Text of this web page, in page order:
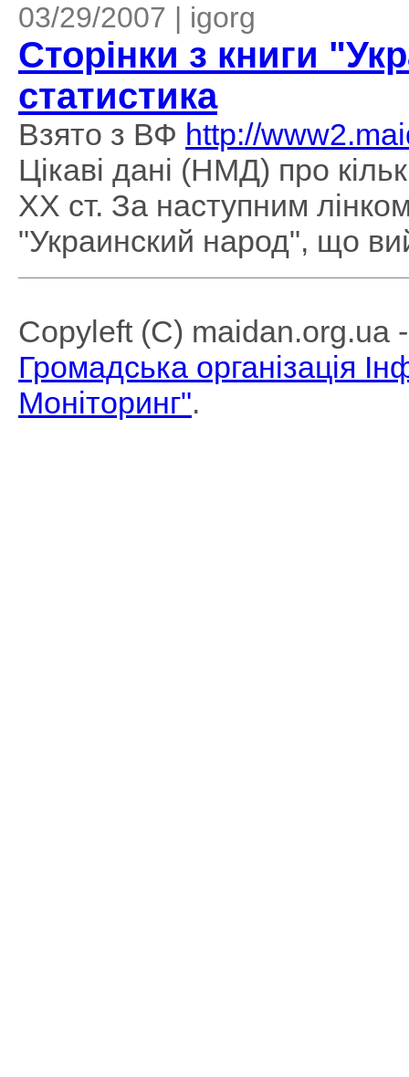
03/29/2007 | igorg
Сторінки з книги
статистика
Взято з ВФ http://
Цікаві дані (НМД) про
ХХ ст. За наступним
"Украинский народ", що
Copyleft (C) maidan.org.ua
Громадська організація
Моніторинг".